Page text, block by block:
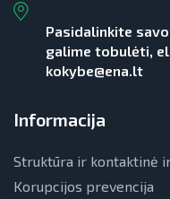
Pasidalinkite
galime tobulėti,
kokybe@ena.lt
Informacija
Struktūra ir kontaktinė
Korupcijos prevencija